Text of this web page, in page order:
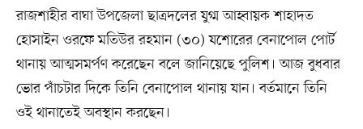
রাজশাহীর বাঘা উপজেলা ছাত্রদলের যুগ্ম আহ্বায়ক শাহাদত
হোসাইন ওরফে মতিউর রহমান (৩০) যশোরের বেনাপোল পোর্ট
থানায় আত্মসমর্পণ করেছেন বলে জানিয়েছে পুলিশ। আজ বুধবার
ভোর পাঁচটার দিকে তিনি বেনাপোল থানায় যান। বর্তমানে তিনি
ওই থানাতেই অবস্থান করছেন।